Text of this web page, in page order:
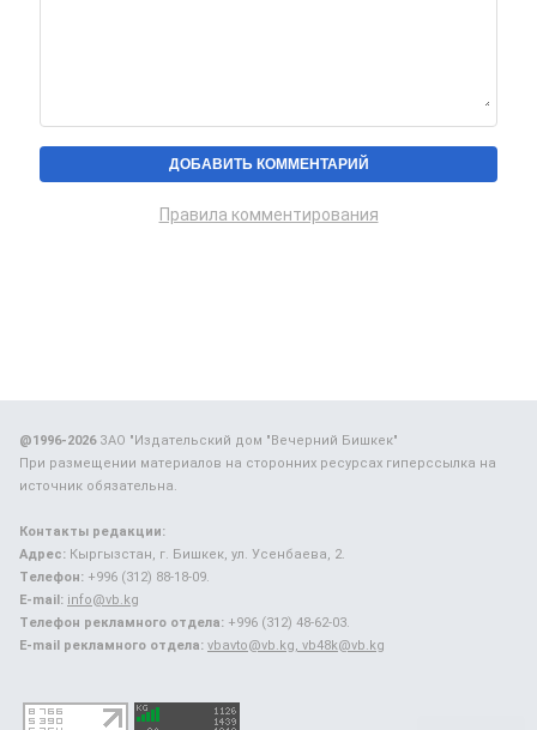
Правила комментирования
@1996-2026ЗАО "Издательский дом "Вечерний Бишкек"
При размещении материалов на сторонних ресурсах гиперссылка на
источник обязательна.
Контакты редакции:
Адрес: Кыргызстан, г. Бишкек, ул. Усенбаева, 2.
Телефон: +996 (312) 88-18-09.
E-mail: info@vb.kg
Телефон рекламного отдела: +996 (312) 48-62-03.
E-mail рекламного отдела: vbavto@vb.kg, vb48k@vb.kg